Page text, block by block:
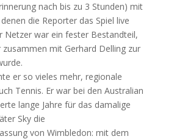
nach bis zu 3 Stunden) mit
die Reporter das Spiel live
Netzer war ein fester Bestandteil,
mit Gerhard Delling zur
er so vieles mehr, regionale
Tennis. Er war bei den Australian
lange Jahre für das damalige
Sky die
von Wimbledon: mit dem